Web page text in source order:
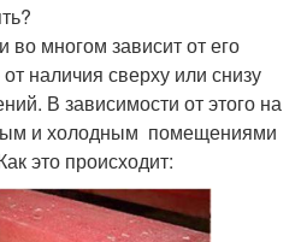
многом зависит от его
наличия сверху или снизу
В зависимости от этого на
и холодным помещениями
это происходит: